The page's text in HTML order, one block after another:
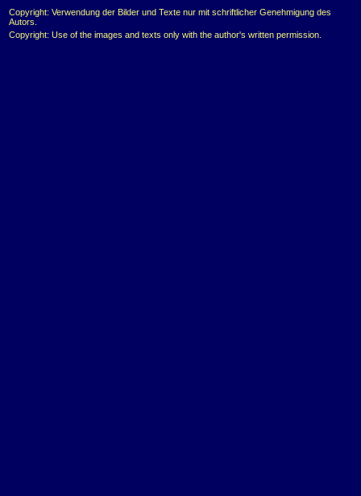
Copyright: Verwendung der Bilder und Texte nur mit schriftlicher Genehmigung des
Autors.
Copyright: Use of the images and texts only with the author's written permission.